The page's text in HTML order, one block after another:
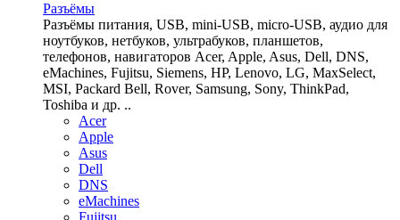
Разъёмы
Разъёмы питания, USB, mini-USB, micro-USB, аудио для
ноутбуков, нетбуков, ультрабуков, планшетов,
телефонов, навигаторов Acer, Apple, Asus, Dell, DNS,
eMachines, Fujitsu, Siemens, HP, Lenovo, LG, MaxSelect,
MSI, Packard Bell, Rover, Samsung, Sony, ThinkPad,
Toshiba и др. ..
Acer
Apple
Asus
Dell
DNS
eMachines
Fujitsu